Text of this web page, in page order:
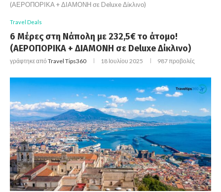
(ΑΕΡΟΠΟΡΙΚΑ + ΔΙΑΜΟΝΗ σε Deluxe Δίκλινο)
Travel Deals
6 Μέρες στη Νάπολη με 232,5€ το άτομο!
(ΑΕΡΟΠΟΡΙΚΑ + ΔΙΑΜΟΝΗ σε Deluxe Δίκλινο)
γράφτηκε από Travel Tips360 18 Ιουλίου 2025 987προβολές